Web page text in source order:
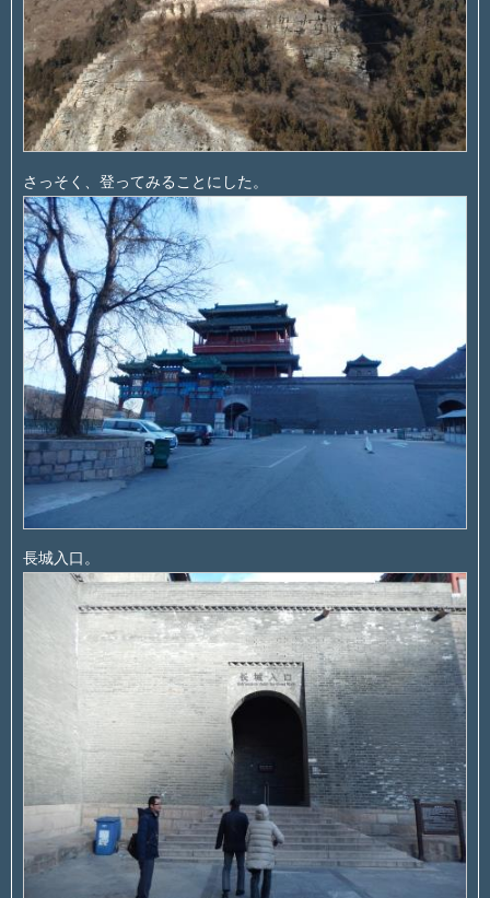
さっそく、登ってみることにした。
長城入口。